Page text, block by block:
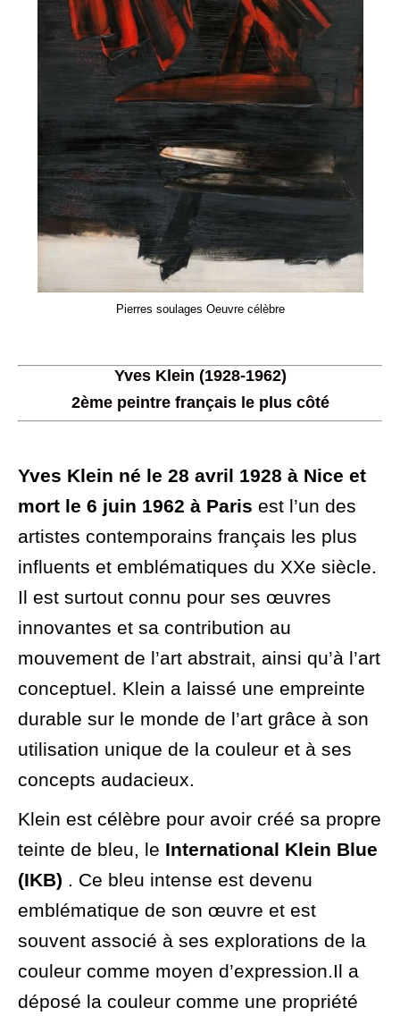
Pierres soulages Oeuvre célèbre
Yves Klein (1928-1962)
2ème peintre français le plus côté
Yves Klein né le 28 avril 1928 à Nice et
mort le 6 juin 1962 à Paris est l’un des
artistes contemporains français les plus
influents et emblématiques du XXe siècle.
Il est surtout connu pour ses œuvres
innovantes et sa contribution au
mouvement de l’art abstrait, ainsi qu’à l’art
conceptuel. Klein a laissé une empreinte
durable sur le monde de l’art grâce à son
utilisation unique de la couleur et à ses
concepts audacieux.
Klein est célèbre pour avoir créé sa propre
teinte de bleu, le International Klein Blue
(IKB) . Ce bleu intense est devenu
emblématique de son œuvre et est
souvent associé à ses explorations de la
couleur comme moyen d’expression.Il a
déposé la couleur comme une propriété